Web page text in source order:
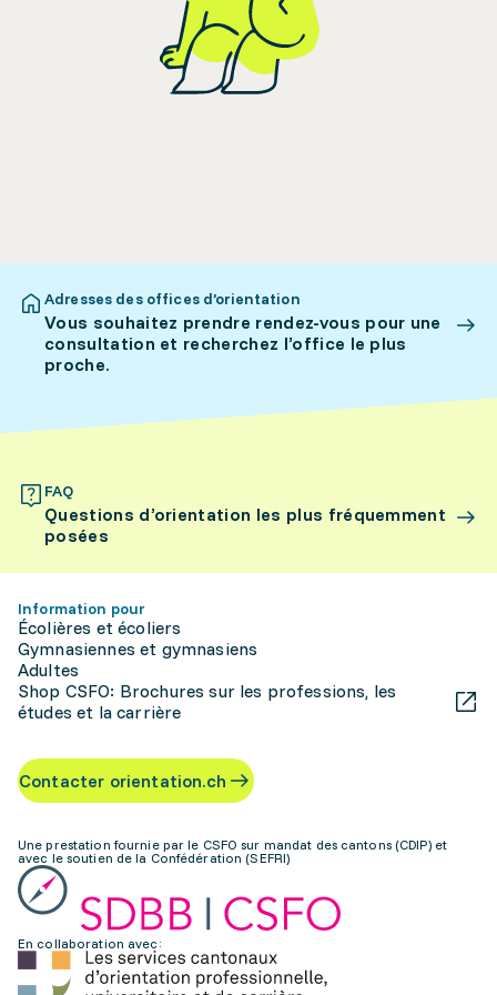
Adresses des offices d’orientation
Vous souhaitez prendre rendez-vous pour une
consultation et recherchez l’office le plus
proche.
FAQ
Questions d’orientation les plus fréquemment
posées
Information pour
Écolières et écoliers
Gymnasiennes et gymnasiens
Adultes
Shop CSFO: Brochures sur les professions, les
études et la carrière
Contacter orientation.ch
Une prestation fournie par le CSFO sur mandat des cantons (CDIP) et
avec le soutien de la Confédération (SEFRI)
En collaboration avec: